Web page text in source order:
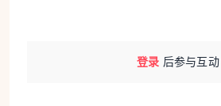
登录 后参与互动